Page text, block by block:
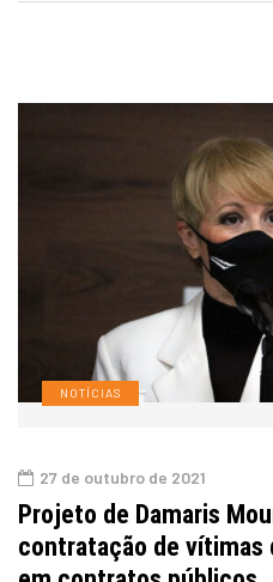
NOTÍCIAS
27 de outubro de 2021
Projeto de Damaris
contratação de